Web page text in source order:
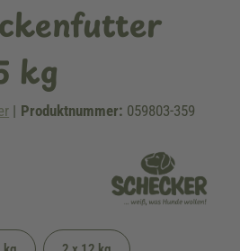
kg
| Produktnummer: 059803-359